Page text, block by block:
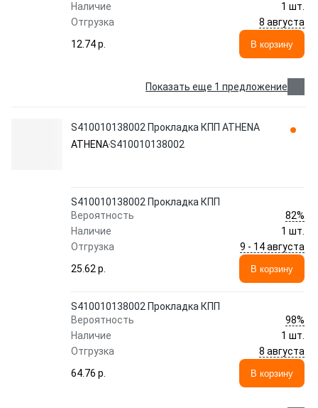
Наличие
1 шт.
Отгрузка
8 августа
12.74 p.
В корзину
Показать еще 1 предложение
S410010138002 Прокладка КПП ATHENA
ATHENAS410010138002
S410010138002 Прокладка КПП
Вероятность
82%
Наличие
1 шт.
Отгрузка
9 - 14 августа
25.62 p.
В корзину
S410010138002 Прокладка КПП
Вероятность
98%
Наличие
1 шт.
Отгрузка
8 августа
64.76 p.
В корзину